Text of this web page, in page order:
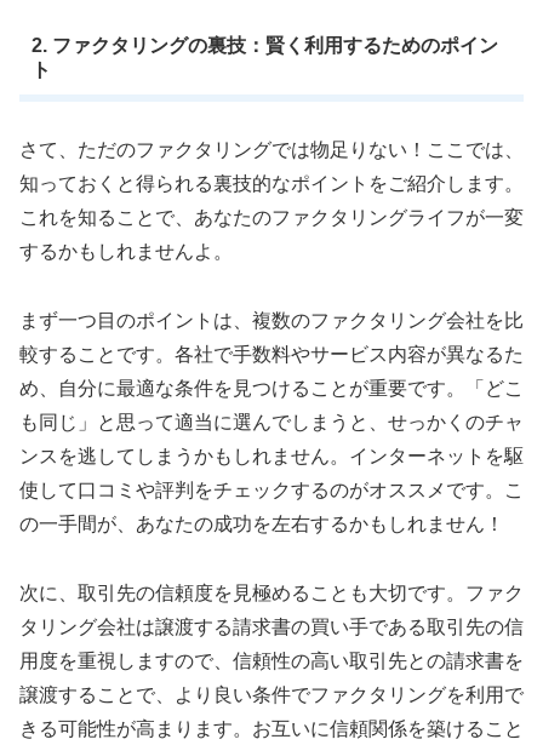
2. ファクタリングの裏技：賢く利用するためのポイン
ト
さて、ただのファクタリングでは物足りない！ここでは、
知っておくと得られる裏技的なポイントをご紹介します。
これを知ることで、あなたのファクタリングライフが一変
するかもしれませんよ。
まず一つ目のポイントは、複数のファクタリング会社を比
較することです。各社で手数料やサービス内容が異なるた
め、自分に最適な条件を見つけることが重要です。「どこ
も同じ」と思って適当に選んでしまうと、せっかくのチャ
ンスを逃してしまうかもしれません。インターネットを駆
使して口コミや評判をチェックするのがオススメです。こ
の一手間が、あなたの成功を左右するかもしれません！
次に、取引先の信頼度を見極めることも大切です。ファク
タリング会社は譲渡する請求書の買い手である取引先の信
用度を重視しますので、信頼性の高い取引先との請求書を
譲渡することで、より良い条件でファクタリングを利用で
きる可能性が高まります。お互いに信頼関係を築けること